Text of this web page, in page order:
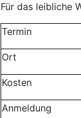
Für das leibliche
Termin
Ort
Kosten
Anmeldung